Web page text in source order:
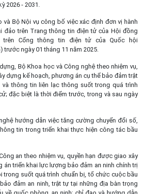
2026 - 2031.
và Bộ Nội vụ công bố việc xác định đơn vị hành
đảo trên Trang thông tin điện tử của Hội đồng
Cổng thông tin điện tử của Quốc hội
ngày 01 tháng 11 năm 2025.
Bộ Khoa học và Công nghệ theo nhiệm vụ,
dựng kế hoạch, phương án cụ thể bảo đảm trật
thông tin liên lạc thông suốt trong quá trình
đặc biệt là thời điểm trước, trong và sau ngày
hướng dẫn việc tăng cường chuyển đổi số,
tin trong triển khai thực hiện công tác bầu
an theo nhiệm vụ, quyền hạn được giao xây
án triển khai lực lượng bảo đảm an ninh chính trị
trong suốt quá trình chuẩn bị, tổ chức cuộc bầu
đảm an ninh, trật tự tại những địa bàn trọng